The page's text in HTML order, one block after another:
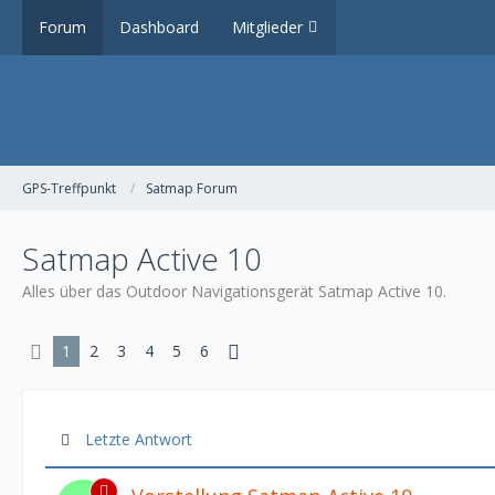
Forum Dashboard Mitglieder
GPS-Treffpunkt Satmap Forum
Satmap Active 10
Alles über das Outdoor Navigationsgerät Satmap Active 10.
1 2 3 4 5 6
Letzte Antwort